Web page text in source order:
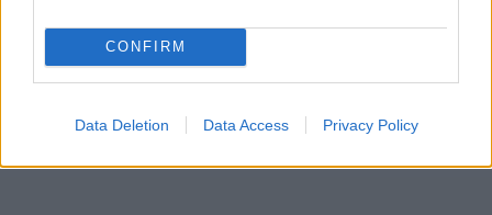
CONFIRM
Data Deletion Data Access Privacy Policy